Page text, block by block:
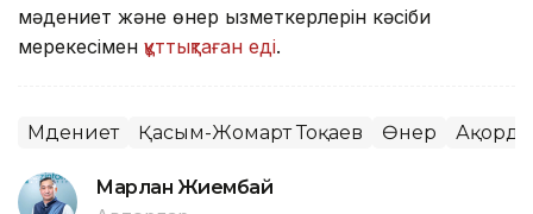
мәдениет және өнер қызметкерлерін кәсіби
мерекесімен құттықтаған еді.
Мәдениет Қасым-Жомарт Тоқаев Өнер Ақорда
Марлан Жиембай